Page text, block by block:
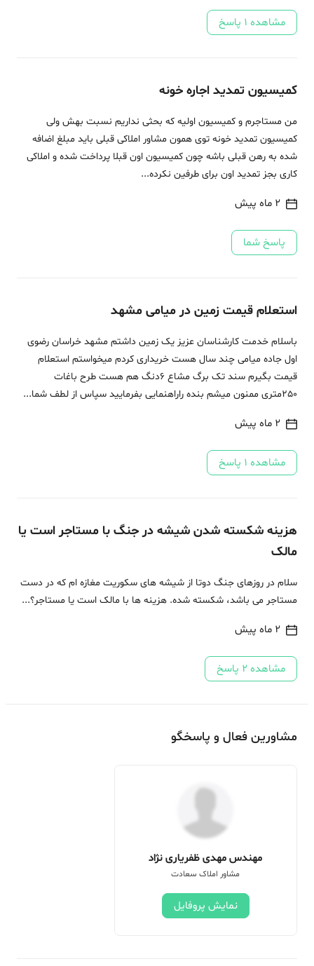
مشاهده 1 پاسخ
کمیسیون تمدید اجاره خونه
من مستاجرم و کمیسیون اولیه که بحثی نداریم نسبت بهش ولی
کمیسیون تمدید خونه توی همون مشاور املاکی قبلی باید مبلغ اضافه
شده به رهن قبلی باشه چون کمیسیون اون قبلا پرداخت شده و املاکی
کاری بجز تمدید اون برای طرفین نکرده...
2 ماه پیش
پاسخ شما
استعلام قیمت زمین در میامی مشهد
باسلام خدمت کارشناسان عزیز یک زمین داشتم مشهد خراسان رضوی
اول جاده میامی چند سال هست خریداری کردم میخواستم استعلام
قیمت بگیرم سند تک برگ مشاع 6دنگ هم هست طرح باغات
250متری ممنون میشم بنده راراهنمایی بفرمایید سپاس از لطف شما...
2 ماه پیش
مشاهده 1 پاسخ
هزینه شکسته شدن شیشه در جنگ با مستاجر است یا
مالک
سلام در روزهای جنگ دوتا از شیشه های سکوریت مغازه ام که در دست
مستاجر می باشد، شکسته شده. هزینه ها با مالک است یا مستاجر؟...
2 ماه پیش
مشاهده2 پاسخ
مشاورین فعال و پاسخگو
مهندس مهدی ظفریاری نژاد
مشاور املاک سعادت
نمایش پروفایل